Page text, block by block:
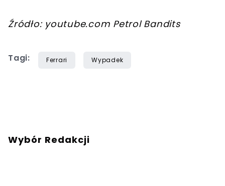
Źródło: youtube.com Petrol Bandits
Tagi: Ferrari Wypadek
Wybór Redakcji